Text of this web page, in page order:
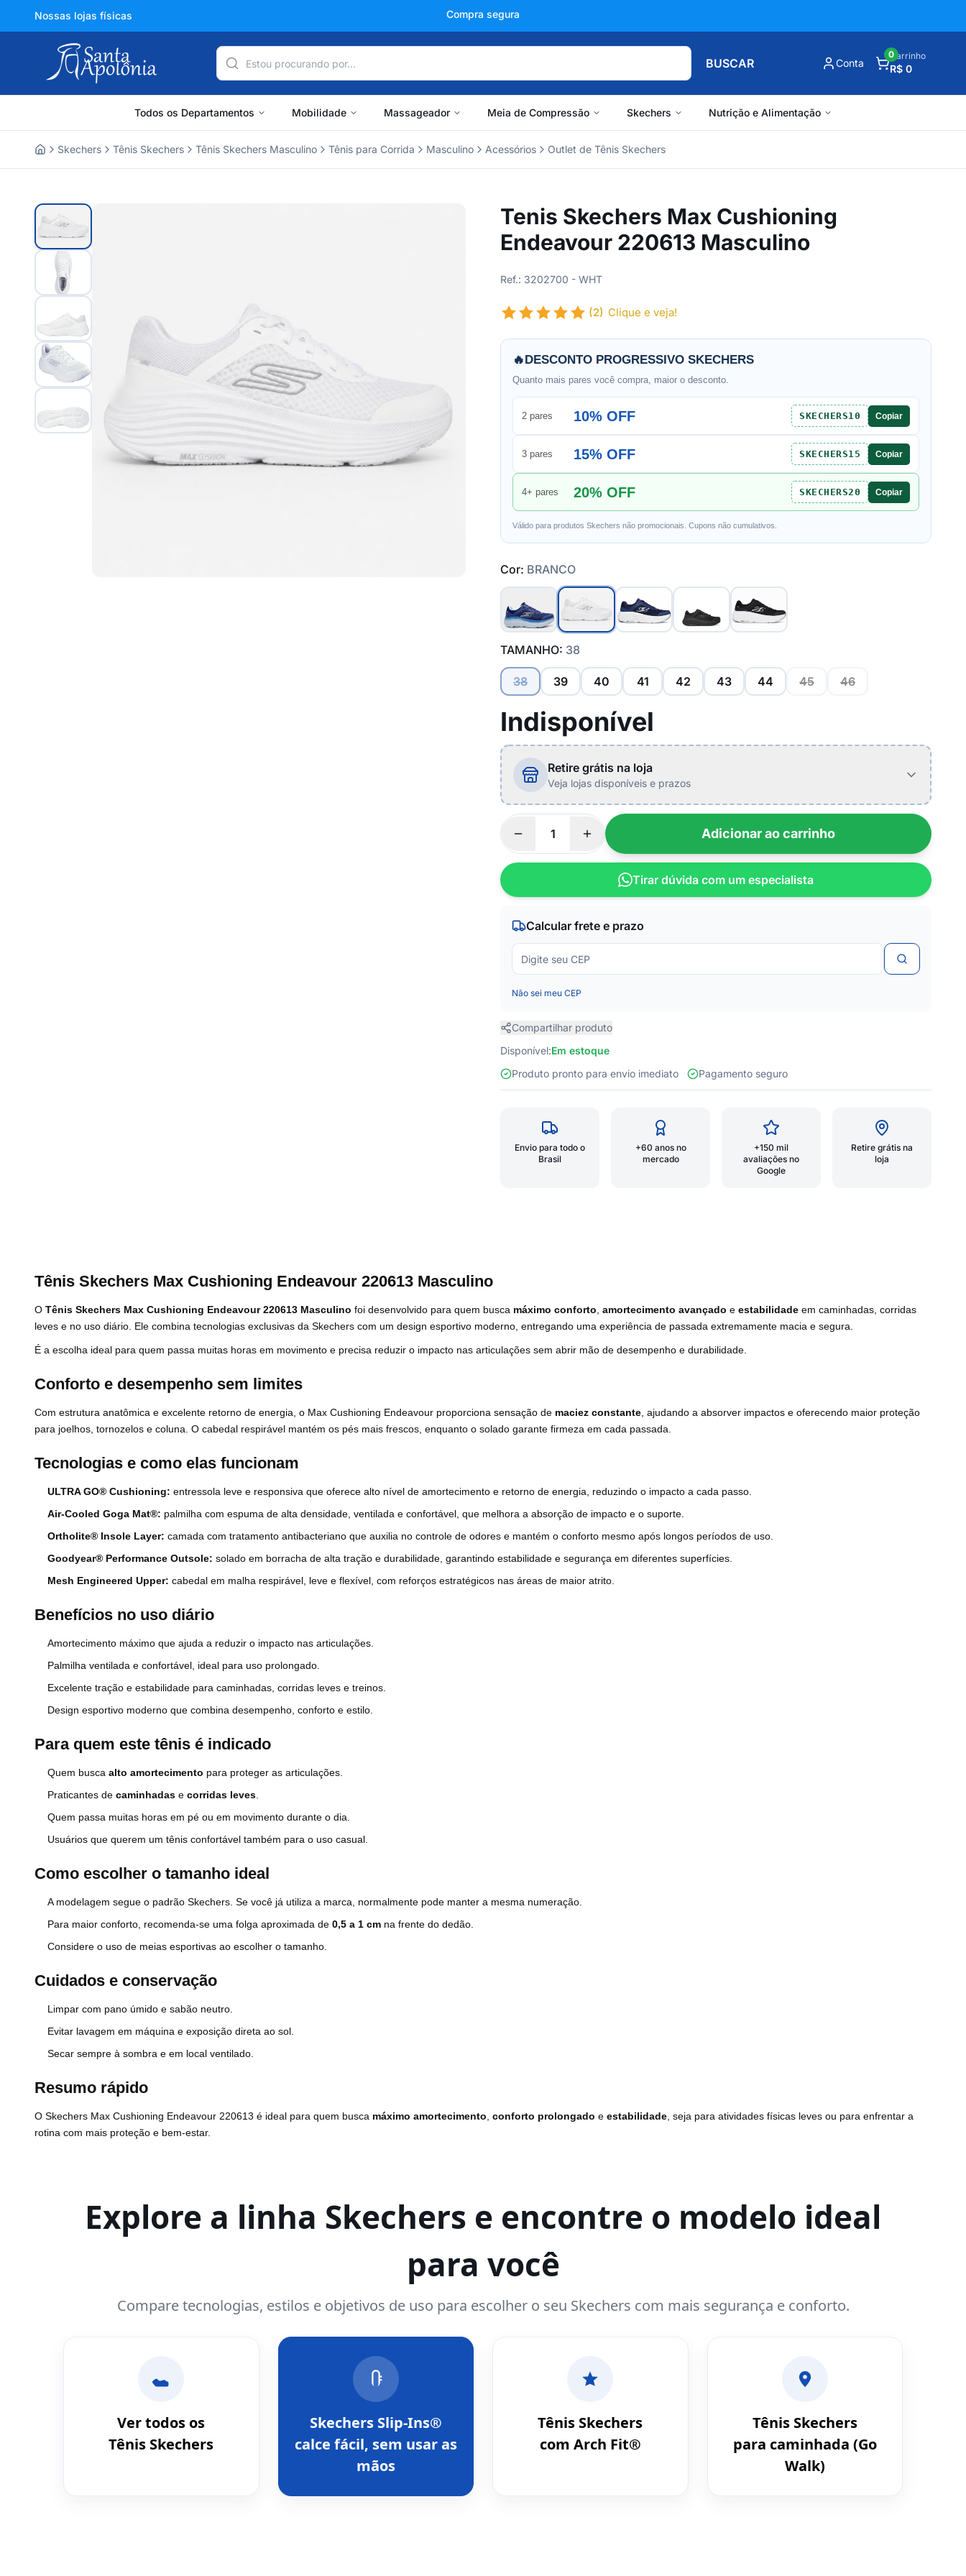
Nossas lojas físicas +150 mil avaliações
BUSCAR Conta
Carrinho
R$ 0
0
Todos os Departamentos Mobilidade Massageador Meia de Compressão Skechers Nutrição e Alimentação
Skechers Tênis Skechers Tênis Skechers Masculino Tênis para Corrida Masculino Acessórios Outlet de Tênis Skechers
Tenis Skechers Max Cushioning
Endeavour 220613 Masculino
Ref.: 3202700 - WHT
(2) Clique e veja!
🔥DESCONTO PROGRESSIVO SKECHERS
Quanto mais pares você compra, maior o desconto.
2 pares 10% OFF SKECHERS10 Copiar
3 pares 15% OFF SKECHERS15 Copiar
4+ pares 20% OFF SKECHERS20 Copiar
Válido para produtos Skechers não promocionais. Cupons não cumulativos.
Cor: BRANCO
TAMANHO: 38
38 39 40 41 42 43 44 45 46
Indisponível
Retire grátis na loja
Veja lojas disponíveis e prazos
Adicionar ao carrinho
Tirar dúvida com um especialista
Calcular frete e prazo
Não sei meu CEP
Compartilhar produto
Disponível:Em estoque
Produto pronto para envio imediato
Pagamento seguro
Envio para todo o
Brasil
+60 anos no
mercado
+150 mil
avaliações no
Google
Retire grátis na
loja
Tênis Skechers Max Cushioning Endeavour 220613 Masculino
O Tênis Skechers Max Cushioning Endeavour 220613 Masculino foi desenvolvido para quem busca máximo conforto amortecimento avançado e estabilidade em caminhadas, corridas
leves e no uso diário. Ele combina tecnologias exclusivas da Skechers com um design esportivo moderno, entregando uma experiência de passada extremamente macia e segura.
É a escolha ideal para quem passa muitas horas em movimento e precisa reduzir o impacto nas articulações sem abrir mão de desempenho e durabilidade.
Conforto e desempenho sem limites
Com estrutura anatômica e excelente retorno de energia, o Max Cushioning Endeavour proporciona sensação de maciez constante , ajudando a absorver impactos e oferecendo maior proteção
para joelhos, tornozelos e coluna. O cabedal respirável mantém os pés mais frescos, enquanto o solado garante firmeza em cada passada.
Tecnologias e como elas funcionam
ULTRA GO® Cushioning: entressola leve e responsiva que oferece alto nível de amortecimento e retorno de energia, reduzindo o impacto a cada passo.
Air-Cooled Goga Mat®: palmilha com espuma de alta densidade, ventilada e confortável, que melhora a absorção de impacto e o suporte.
Ortholite® Insole Layer: camada com tratamento antibacteriano que auxilia no controle de odores e mantém o conforto mesmo após longos períodos de uso.
Goodyear® Performance Outsole: solado em borracha de alta tração e durabilidade, garantindo estabilidade e segurança em diferentes superfícies.
Mesh Engineered Upper: cabedal em malha respirável, leve e flexível, com reforços estratégicos nas áreas de maior atrito.
Benefícios no uso diário
Amortecimento máximo que ajuda a reduzir o impacto nas articulações.
Palmilha ventilada e confortável, ideal para uso prolongado.
Excelente tração e estabilidade para caminhadas, corridas leves e treinos.
Design esportivo moderno que combina desempenho, conforto e estilo.
Para quem este tênis é indicado
Quem busca alto amortecimento para proteger as articulações.
Praticantes de caminhadas e corridas leves
Quem passa muitas horas em pé ou em movimento durante o dia.
Usuários que querem um tênis confortável também para o uso casual.
Como escolher o tamanho ideal
A modelagem segue o padrão Skechers. Se você já utiliza a marca, normalmente pode manter a mesma numeração.
Para maior conforto, recomenda-se uma folga aproximada de 0,5 a 1 cm na frente do dedão.
Considere o uso de meias esportivas ao escolher o tamanho.
Cuidados e conservação
Limpar com pano úmido e sabão neutro.
Evitar lavagem em máquina e exposição direta ao sol.
Secar sempre à sombra e em local ventilado.
Resumo rápido
O Skechers Max Cushioning Endeavour 220613 é ideal para quem busca máximo amortecimento conforto prolongado e estabilidade , seja para atividades físicas leves ou para enfrentar a
rotina com mais proteção e bem-estar.
Explore a linha Skechers e encontre o modelo ideal
para você
Compare tecnologias, estilos e objetivos de uso para escolher o seu Skechers com mais segurança e conforto.
Ver todos os
Tênis Skechers
Skechers Slip-Ins®
calce fácil, sem usar as
mãos
Tênis Skechers
com Arch Fit®
Tênis Skechers
para caminhada (Go
Walk)